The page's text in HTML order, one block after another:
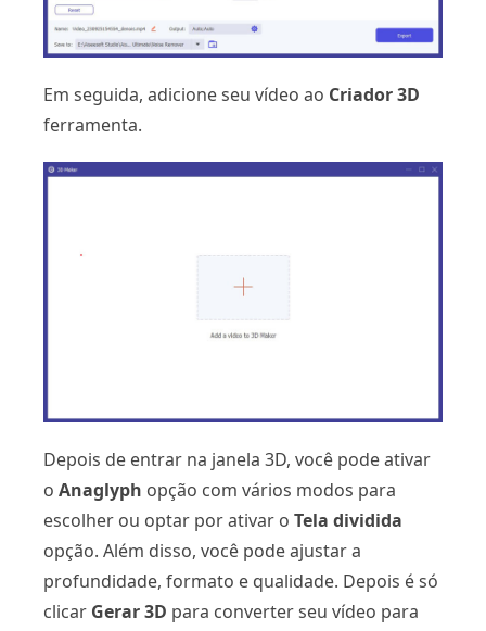
Em seguida, adicione seu vídeo ao Criador 3D
ferramenta.
Depois de entrar na janela 3D, você pode ativar
o Anaglyph opção com vários modos para
escolher ou optar por ativar o Tela dividida
opção. Além disso, você pode ajustar a
profundidade, formato e qualidade. Depois é só
clicar Gerar 3D para converter seu vídeo para